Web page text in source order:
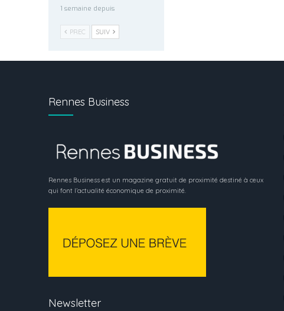
1 semaine depuis
PREC SUIV
Rennes Business
Rennes Business est un magazine gratuit de proximité destiné à ceux
qui font l’actualité économique de proximité.
Newsletter